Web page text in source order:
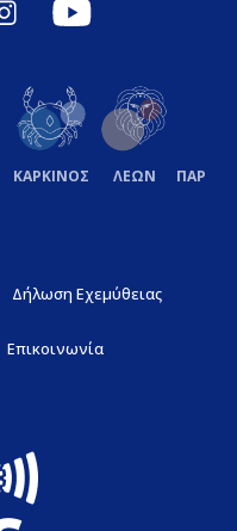
ΚΑΡΚΙΝΟΣ ΛΕΩΝ
Δήλωση Εχεμύθειας
Επικοινωνία